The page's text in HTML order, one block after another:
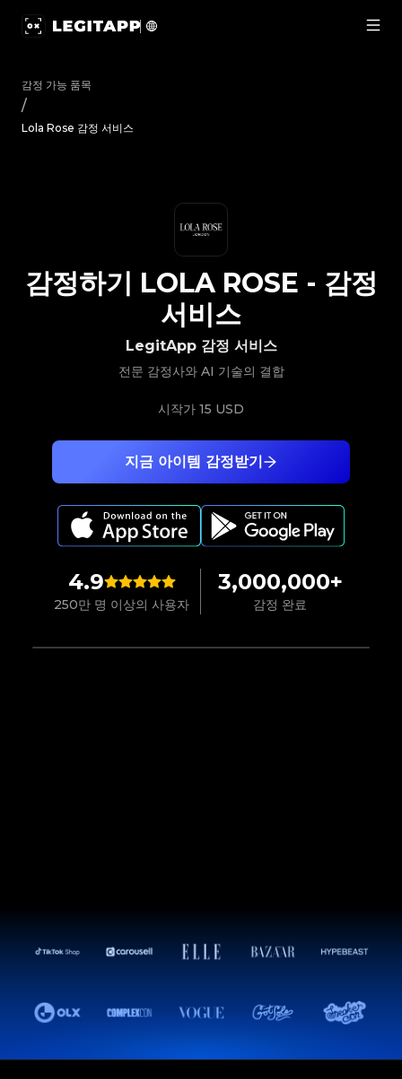
감정 가능 품목
/
Lola Rose 감정 서비스
4.9
250만 명 이상의 사용자
3,000,000+
감정 완료
지금 아이템 감정받기
LegitApp 감정 서비스
전문 감정사와 AI 기술의 결합
시작가 15 USD
감정하기 LOLA ROSE - 감정
서비스